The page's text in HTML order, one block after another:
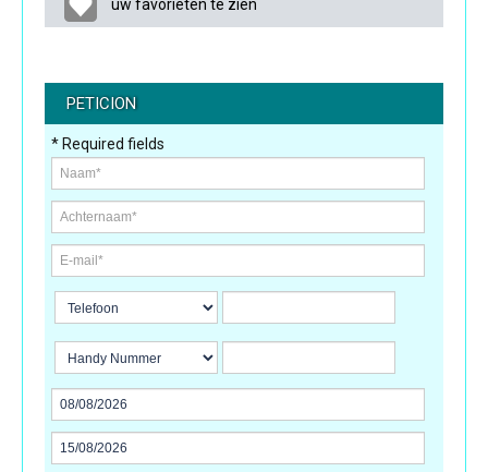
uw favorieten te zien
PETICION
* Required fields